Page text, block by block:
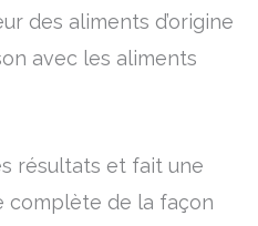
des aliments d’origine
avec les aliments
résultats et fait une
complète de la façon